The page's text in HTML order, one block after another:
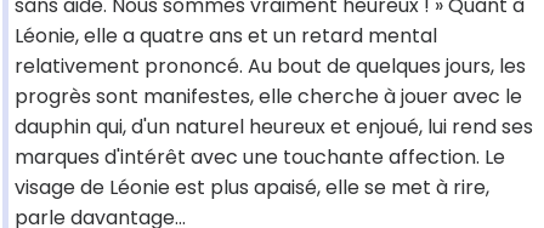
Léonie, elle a quatre ans et un retard mental
relativement prononcé. Au bout de quelques jours, les
progrès sont manifestes, elle cherche à jouer avec le
dauphin qui, d'un naturel heureux et enjoué, lui rend ses
marques d'intérêt avec une touchante affection. Le
visage de Léonie est plus apaisé, elle se met à rire,
parle davantage…